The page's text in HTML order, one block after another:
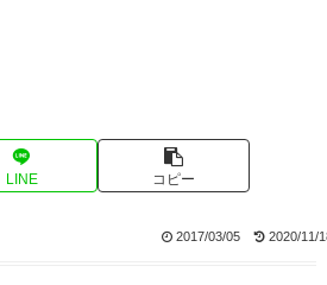
LINE コピー
2017/03/05 2020/11/